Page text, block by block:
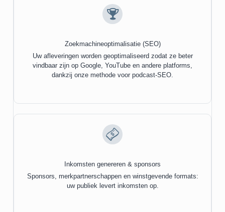
Zoekmachineoptimalisatie (SEO)
Uw afleveringen worden geoptimaliseerd zodat ze beter
vindbaar zijn op Google, YouTube en andere platforms,
dankzij onze methode voor podcast-SEO.
Inkomsten genereren & sponsors
Sponsors, merkpartnerschappen en winstgevende formats:
uw publiek levert inkomsten op.